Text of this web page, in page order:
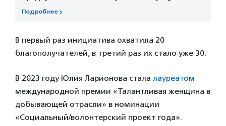
Подробнее
В первый раз инициатива охватила 20
благополучателей, в третий раз их стало уже 30.
В 2023 году Юлия Ларионова стала лауреатом
международной премии «Талантливая женщина в
добывающей отрасли» в номинации
«Социальный/волонтерский проект года».